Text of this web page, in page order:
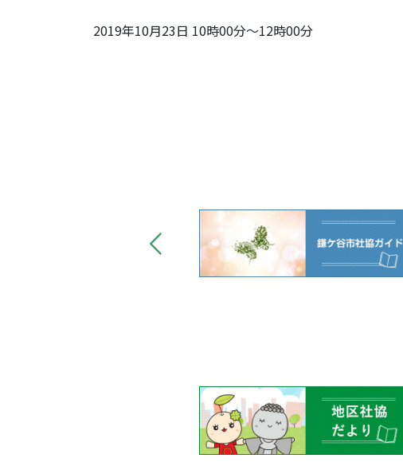
2019年10月23日 10時00分～12時00分